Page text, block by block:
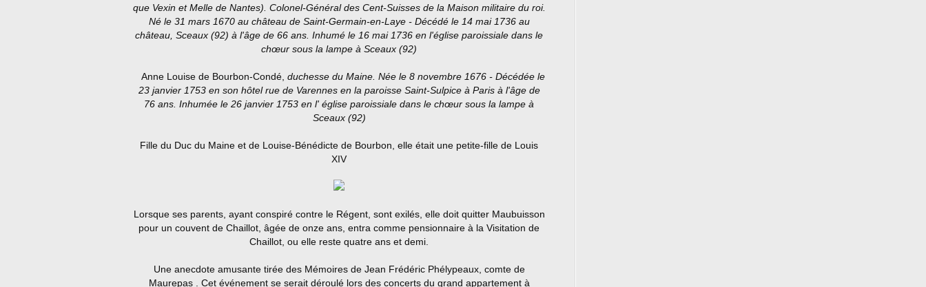
que Vexin et Melle de Nantes). Colonel-Général des Cent-Suisses de la Maison militaire du roi.
Né le 31 mars 1670 au château de Saint-Germain-en-Laye - Décédé le 14 mai 1736 au
château, Sceaux (92) à l'âge de 66 ans. Inhumé le 16 mai 1736 en l'église paroissiale dans le
chœur sous la lampe à Sceaux (92)
Anne Louise de Bourbon-Condé, duchesse du Maine. Née le 8 novembre 1676 - Décédée le
23 janvier 1753 en son hôtel rue de Varennes en la paroisse Saint-Sulpice à Paris à l'âge de
76 ans. Inhumée le 26 janvier 1753 en l' église paroissiale dans le chœur sous la lampe à
Sceaux (92)
Fille du Duc du Maine et de Louise-Bénédicte de Bourbon, elle était une petite-fille de Louis
XIV
Lorsque ses parents, ayant conspiré contre le Régent, sont exilés, elle doit quitter Maubuisson
pour un couvent de Chaillot, âgée de onze ans, entra comme pensionnaire à la Visitation de
Chaillot, ou elle reste quatre ans et demi.
Une anecdote amusante tirée des Mémoires de Jean Frédéric Phélypeaux, comte de
Maurepas . Cet événement se serait déroulé lors des concerts du grand appartement à